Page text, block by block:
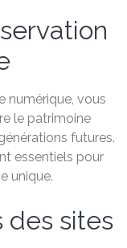
numérique, vous
le patrimoine
futures.
essentiels pour
unique.
des sites